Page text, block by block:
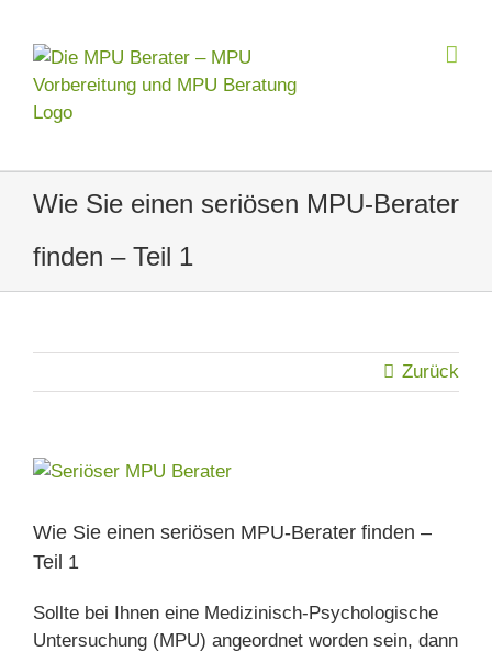
Inhalt
springen
Wie Sie einen seriösen MPU-Berater
finden – Teil 1
Zurück
Zeige
Bild
Wie Sie einen seriösen MPU-Berater finden –
Teil 1
Sollte bei Ihnen eine Medizinisch-Psychologische
Untersuchung (MPU) angeordnet worden sein, dann